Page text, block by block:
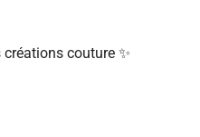
couture ✨